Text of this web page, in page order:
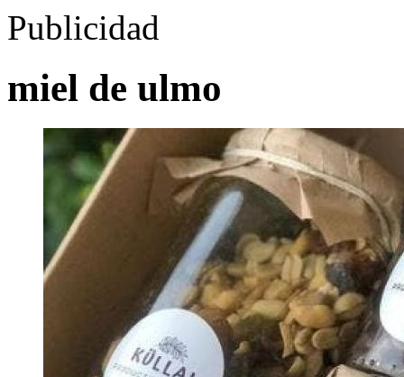
Publicidad
miel de ulmo